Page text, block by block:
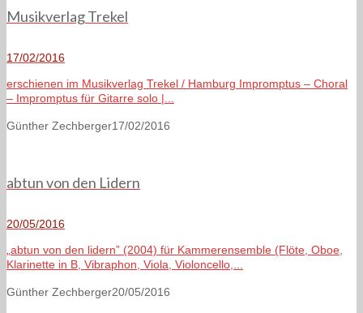
Musikverlag Trekel
17/02/2016
erschienen im Musikverlag Trekel / Hamburg Impromptus – Choral
– Impromptus für Gitarre solo |...
Günther Zechberger17/02/2016
abtun von den Lidern
20/05/2016
„abtun von den lidern” (2004) für Kammerensemble (Flöte, Oboe,
Klarinette in B, Vibraphon, Viola, Violoncello,...
Günther Zechberger20/05/2016